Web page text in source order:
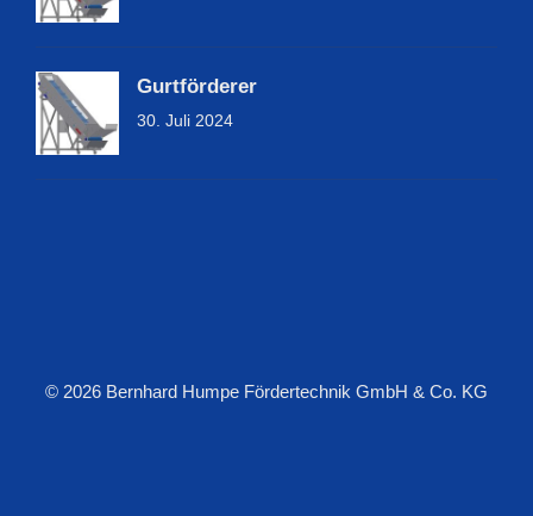
Gurtförderer
30. Juli 2024
© 2026 Bernhard Humpe Fördertechnik GmbH & Co. KG